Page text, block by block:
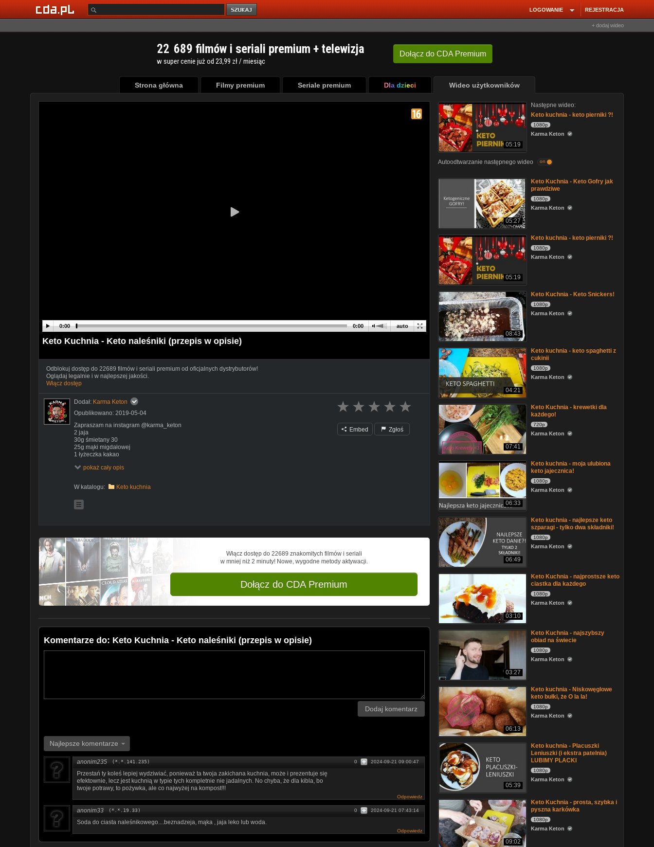
REJESTRACJA
LOGOWANIE
+ dodaj wideo
Dołącz do CDA Premium
22 689 filmów i seriali premium + telewizja
w super cenie już od 23,99 zł / miesiąc
Strona główna Filmy premium Seriale premium Dla dzieci Wideo użytkowników
auto
0:00 0:00
Keto Kuchnia - Keto naleśniki (przepis w opisie)
Odblokuj dostęp do 22689 filmów i seriali premium od oficjalnych dystrybutorów!
Oglądaj legalnie i w najlepszej jakości.
Włącz dostęp
Dodał: Karma Keton
Opublikowano: 2019-05-04
Zapraszam na instagram @karma_keton
2 jaja
30g śmietany 30
25g mąki migdałowej
1 łyżeczka kakao
Wszystko wymieszać i smażyć na maśle na średnim ogniu.
pokaż cały opis
W katalogu: Keto kuchnia
Embed Zgłoś
Włącz dostęp do 22689 znakomitych filmów i seriali
w mniej niż 2 minuty! Nowe, wygodne metody aktywacji.
Dołącz do CDA Premium
Komentarze do: Keto Kuchnia - Keto naleśniki (przepis w opisie)
Dodaj komentarz
Najlepsze komentarze
anonim235 (*.*.141.235) 2024-09-21 09:00:47
0
Przestań ty koleś lepiej wydziwiać, ponieważ ta twoja zakichana kuchnia, może i prezentuje się
efektownie, lecz jest kuchnią w typie tych kompletnie nie jadalnych. No chyba, że dla kibla, bo
twoje potrawy, to pożywka, ale co najwyżej na kompost!!!
Odpowiedz
anonim33 (*.*.19.33) 2024-09-21 07:43:14
0
Soda do ciasta naleśnikowego....beznadzeja, mąka , jaja leko lub woda.
Odpowiedz
05:19
Następne wideo:
Keto kuchnia - keto pierniki ?!
1080p
Karma Keton
Autoodtwarzanie następnego wideo on
05:27
Keto Kuchnia - Keto Gofry jak
prawdziwe
1080p
Karma Keton
05:19
Keto kuchnia - keto pierniki ?!
1080p
Karma Keton
08:43
Keto Kuchnia - Keto Snickers!
1080p
Karma Keton
04:21
Keto kuchnia - keto spaghetti z
cukinii
1080p
Karma Keton
07:41
Keto Kuchnia - krewetki dla
każdego!
720p
Karma Keton
06:33
Keto kuchnia - moja ulubiona
keto jajecznica!
1080p
Karma Keton
06:49
Keto kuchnia - najlepsze keto
szparagi - tylko dwa składniki!
1080p
Karma Keton
03:10
Keto Kuchnia - najprostsze keto
ciastka dla każdego
1080p
Karma Keton
03:27
Keto Kuchnia - najszybszy
obiad na świecie
1080p
Karma Keton
06:13
Keto kuchnia - Niskowęglowe
keto bułki, że O la la!
1080p
Karma Keton
05:39
Keto kuchnia - Placuszki
Leniuszki (i ekstra patelnia)
LUBIMY PLACKI
1080p
Karma Keton
09:02
Keto Kuchnia - prosta, szybka i
pyszna karkówka
1080p
Karma Keton